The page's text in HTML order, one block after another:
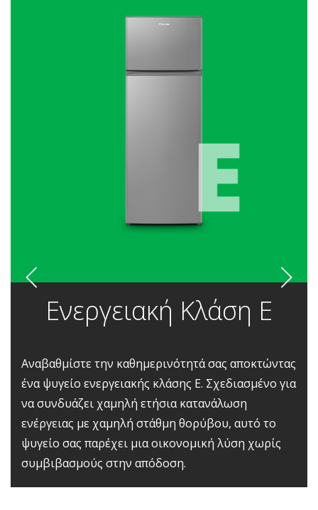
Ενεργειακή Κλάση E
Αναβαθμίστε την καθημερινότητά σας αποκτώντας
ένα ψυγείο ενεργειακής κλάσης Ε. Σχεδιασμένο για
να συνδυάζει χαμηλή ετήσια κατανάλωση
ενέργειας με χαμηλή στάθμη θορύβου, αυτό το
ψυγείο σας παρέχει μια οικονομική λύση χωρίς
συμβιβασμούς στην απόδοση.